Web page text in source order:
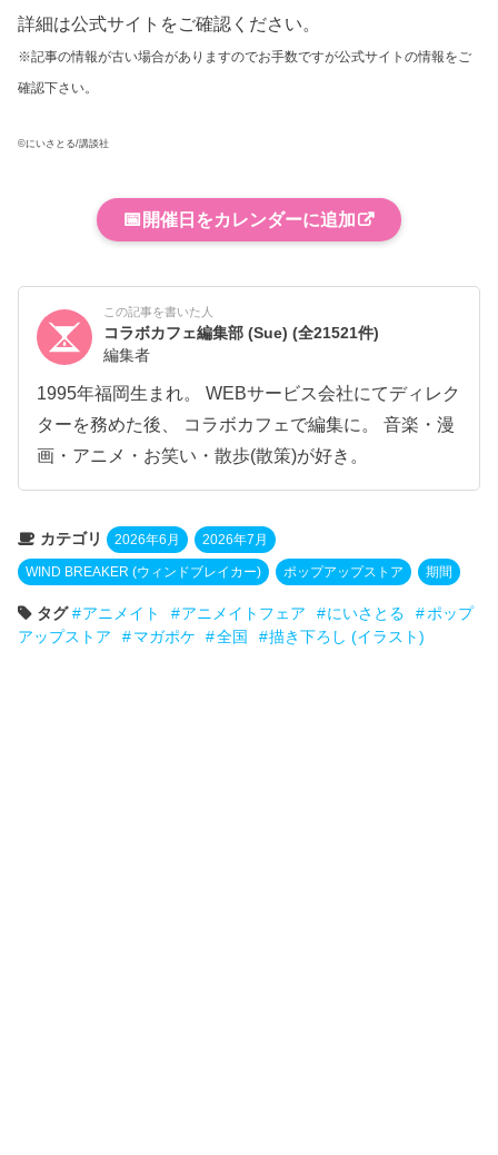
詳細は公式サイトをご確認ください。
※記事の情報が古い場合がありますのでお手数ですが公式サイトの情報をご
確認下さい。
©にいさとる/講談社
📅 開催日をカレンダーに追加
この記事を書いた人
コラボカフェ編集部 (Sue)(全21521件)
編集者
1995年福岡生まれ。 WEBサービス会社にてディレク
ターを務めた後、 コラボカフェで編集に。 音楽・漫
画・アニメ・お笑い・散歩(散策)が好き。
カテゴリ 2026年6月 2026年7月
WIND BREAKER (ウィンドブレイカー) ポップアップストア 期間
タグ アニメイト アニメイトフェア にいさとる
ポップ
アップストア
マガポケ 全国 描き下ろし (イラスト)